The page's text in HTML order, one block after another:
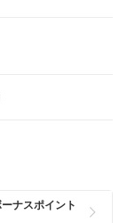
ナスポイント